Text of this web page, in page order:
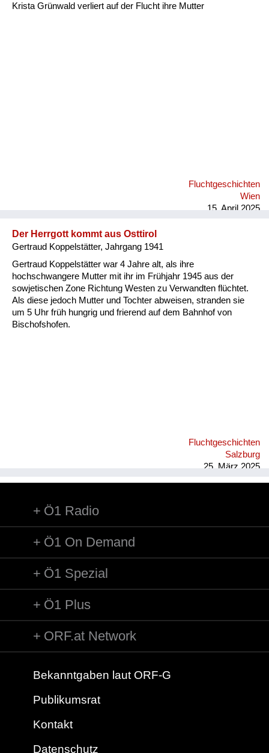
Krista Grünwald verliert auf der Flucht ihre Mutter
Fluchtgeschichten
Wien
15. April 2025
Der Herrgott kommt aus Osttirol
Gertraud Koppelstätter, Jahrgang 1941
Gertraud Koppelstätter war 4 Jahre alt, als ihre
hochschwangere Mutter mit ihr im Frühjahr 1945 aus der
sowjetischen Zone Richtung Westen zu Verwandten flüchtet.
Als diese jedoch Mutter und Tochter abweisen, stranden sie
um 5 Uhr früh hungrig und frierend auf dem Bahnhof von
Bischofshofen.
Fluchtgeschichten
Salzburg
25. März 2025
Ö1 Radio
Ö1 On Demand
Ö1 Spezial
Ö1 Plus
ORF.at Network
Bekanntgaben laut ORF-G
Publikumsrat
Kontakt
Datenschutz